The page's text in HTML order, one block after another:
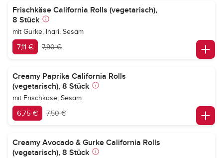
Frischkäse California Rolls (vegetarisch),
8 Stück
mit Gurke, Inari, Sesam
7,11 € 7,90 €
Creamy Paprika California Rolls
(vegetarisch), 8 Stück
mit Frischkäse, Sesam
6,75 € 7,50 €
Creamy Avocado & Gurke California Rolls
(vegetarisch), 8 Stück